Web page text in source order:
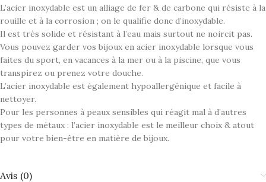
L’acier inoxydable est un alliage de fer & de carbone qui résiste à la
rouille et à la corrosion ; on le qualifie donc d’inoxydable.
Il est très solide et résistant à l’eau mais surtout ne noircit pas.
Vous pouvez garder vos bijoux en acier inoxydable lorsque vous
faites du sport, en vacances à la mer ou à la piscine, que vous
transpirez ou prenez votre douche.
L’acier inoxydable est également hypoallergénique et facile à
nettoyer.
Pour les personnes à peaux sensibles qui réagit mal à d’autres
types de métaux : l’acier inoxydable est le meilleur choix & atout
pour votre bien-être en matière de bijoux.
Avis (0)